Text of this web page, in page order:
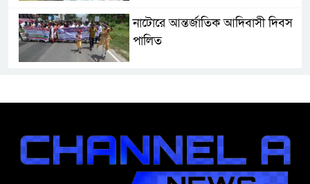
নাটোরে আন্তর্জাতিক আদিবাসী দিবস
পালিত
গ্রামবাসীর, মুষ্টি চাল ও স্বেচ্ছাশ্রমে এক
অসুস্থ রাবি শিক্ষার্থীকে এয়ার
অ্যাম্বুলেন্সে ঢাকায় পাঠানো হলো